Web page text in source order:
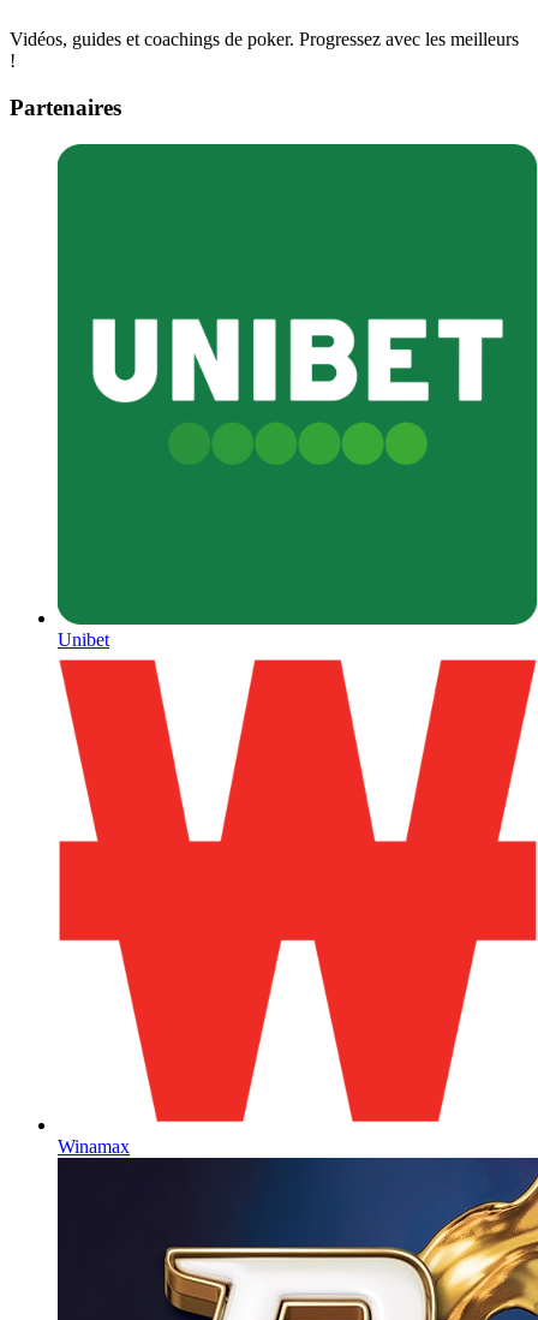
Vidéos, guides et coachings de poker. Progressez avec les meilleurs
!
Partenaires
Unibet
Winamax